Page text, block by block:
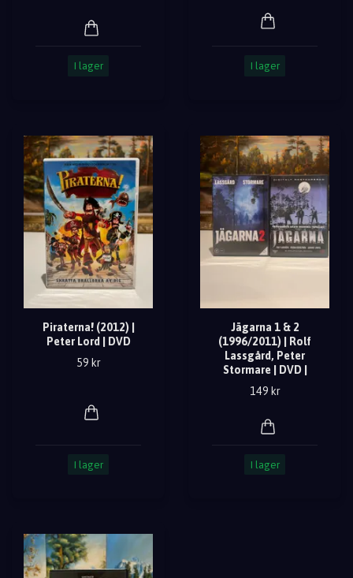
I lager I lager
Piraterna! (2012) |
Peter Lord | DVD
59 kr
I lager
Jägarna 1 & 2
(1996/2011) | Rolf
Lassgård, Peter
Stormare | DVD |
149 kr
I lager